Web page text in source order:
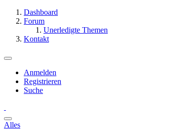
Dashboard
Forum
Unerledigte Themen
Kontakt
Anmelden
Registrieren
Suche
Alles